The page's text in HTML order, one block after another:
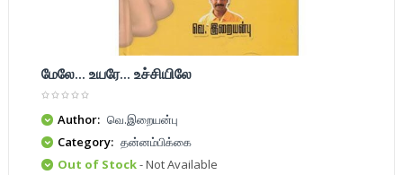
மேலே... உயரே... உச்சியிலே
Author: வெ.இறையன்பு
Category: தன்னம்பிக்கை
Out of Stock- Not Available